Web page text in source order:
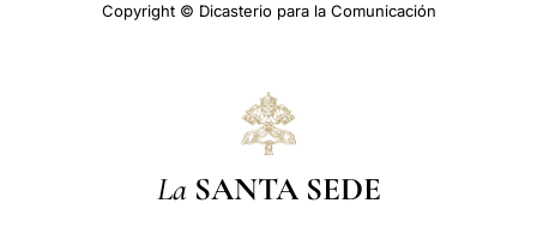
Copyright © Dicasterio para la Comunicación
La SANTA SEDE